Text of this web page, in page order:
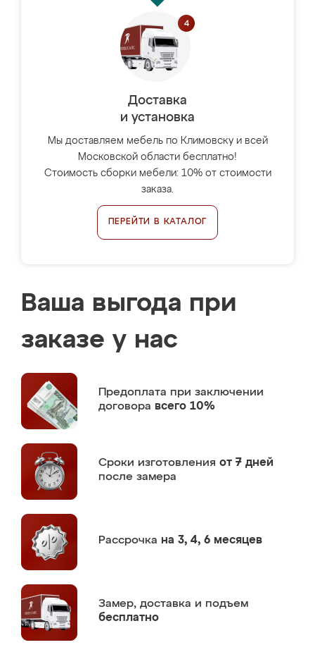
Доставка
и установка
Мы доставляем мебель по Климовску и всей
Московской области бесплатно!
Стоимость сборки мебели: 10% от стоимости
заказа.
ПЕРЕЙТИ В КАТАЛОГ
Ваша выгода при
заказе у нас
Предоплата при заключении
договора всего 10%
Сроки изготовления от 7 дней
после замера
Рассрочка на 3, 4, 6 месяцев
Замер, доставка и подъем
бесплатно